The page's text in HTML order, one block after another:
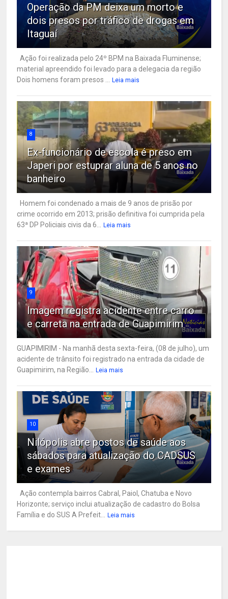
Operação da PM deixa um morto e
dois presos por tráfico de drogas em
Itaguaí
Ação foi realizada pelo 24º BPM na Baixada Fluminense;
material apreendido foi levado para a delegacia da região
Dois homens foram presos ...
Leia mais
8
Ex-funcionário de escola é preso em
Japeri por estuprar aluna de 5 anos no
banheiro
Homem foi condenado a mais de 9 anos de prisão por
crime ocorrido em 2013; prisão definitiva foi cumprida pela
63ª DP Policiais civis da 6...
Leia mais
9
Imagem registra acidente entre carro
e carreta na entrada de Guapimirim
GUAPIMIRIM - Na manhã desta sexta-feira, (08 de julho), um
acidente de trânsito foi registrado na entrada da cidade de
Guapimirim, na Região...
Leia mais
10
Nilópolis abre postos de saúde aos
sábados para atualização do CADSUS
e exames
Ação contempla bairros Cabral, Paiol, Chatuba e Novo
Horizonte; serviço inclui atualização de cadastro do Bolsa
Família e do SUS A Prefeit...
Leia mais